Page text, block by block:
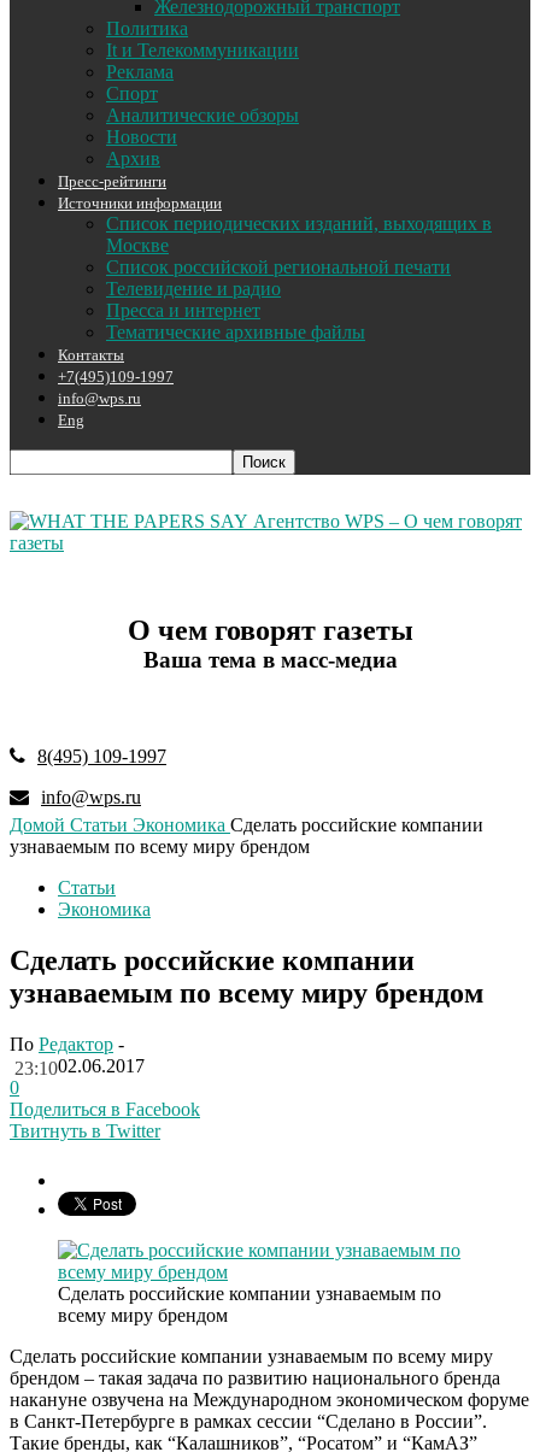
Железнодорожный транспорт
Политика
It и Телекоммуникации
Реклама
Спорт
Аналитические обзоры
Новости
Архив
Пресс-рейтинги
Источники информации
Список периодических изданий, выходящих в
Москве
Список российской региональной печати
Телевидение и радио
Пресса и интернет
Тематические архивные файлы
Контакты
+7(495)109-1997
info@wps.ru
Eng
Агентство WPS – О чем говорят
газеты
О чем говорят газеты
Ваша тема в масс-медиа
8(495) 109-1997
info@wps.ru
Домой Статьи Экономика Сделать российские компании
узнаваемым по всему миру брендом
Статьи
Экономика
Сделать российские компании
узнаваемым по всему миру брендом
По Редактор -
02.06.2017
23:10
0
Поделиться в Facebook
Твитнуть в Twitter
Сделать российские компании узнаваемым по
всему миру брендом
Сделать российские компании узнаваемым по всему миру
брендом – такая задача по развитию национального бренда
накануне озвучена на Международном экономическом форуме
в Санкт-Петербурге в рамках сессии “Сделано в России”.
Такие бренды, как “Калашников”, “Росатом” и “КамАЗ”